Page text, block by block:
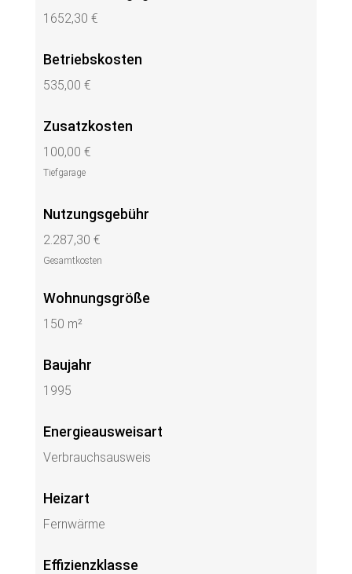
1652,30 €
Betriebskosten
535,00 €
Zusatzkosten
100,00 €
Tiefgarage
Nutzungsgebühr
2.287,30 €
Gesamtkosten
Wohnungsgröße
150 m²
Baujahr
1995
Energieausweisart
Verbrauchsausweis
Heizart
Fernwärme
Effizienzklasse